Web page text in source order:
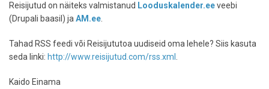
Reisijutud on näiteks valmistanud Looduskalender.eeveebi
(Drupali baasil) ja AM.ee
Tahad RSS feedi või Reisijututoa uudiseid oma lehele? Siis kasuta
seda linki: http://www.reisijutud.com/rss.xml
Kaido Einama